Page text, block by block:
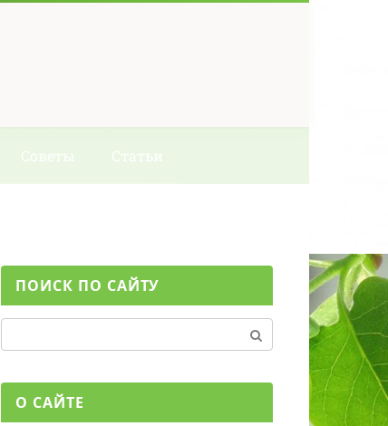
Советы Статьи
ПОИСК ПО САЙТУ
О САЙТЕ